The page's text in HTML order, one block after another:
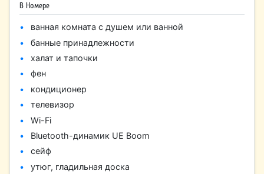
В Номере
ванная комната с душем или ванной
банные принадлежности
халат и тапочки
фен
кондиционер
телевизор
Wi-Fi
Bluetooth-динамик UE Boom
сейф
утюг, гладильная доска